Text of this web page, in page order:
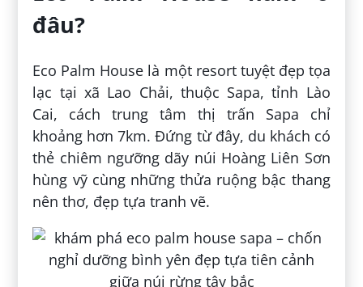
đâu?
Eco Palm House là một resort tuyệt đẹp tọa
lạc tại xã Lao Chải, thuộc Sapa, tỉnh Lào
Cai, cách trung tâm thị trấn Sapa chỉ
khoảng hơn 7km. Đứng từ đây, du khách có
thẻ chiêm ngưỡng dãy núi Hoàng Liên Sơn
hùng vỹ cùng những thửa ruộng bậc thang
nên thơ, đẹp tựa tranh vẽ.